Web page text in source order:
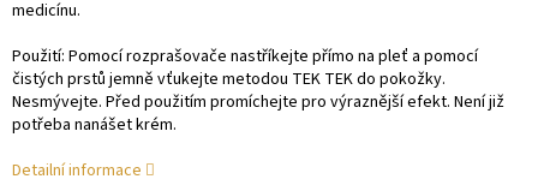
medicínu.
Použití: Pomocí rozprašovače nastříkejte přímo na pleť a pomocí
čistých prstů jemně vťukejte metodou TEK TEK do pokožky.
Nesmývejte. Před použitím promíchejte pro výraznější efekt. Není již
potřeba nanášet krém.
Detailní informace